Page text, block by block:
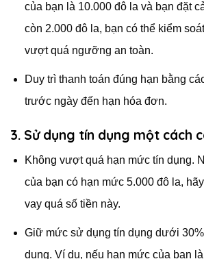
của bạn là 10.000 đô la và bạn đặt
còn 2.000 đô la, bạn có thể kiểm
vượt quá ngưỡng an toàn.
Duy trì thanh toán đúng hạn bằng
trước ngày đến hạn hóa đơn.
3. Sử dụng tín dụng một cách
Không vượt quá hạn mức tín dụng.
của bạn có hạn mức 5.000 đô la,
vay quá số tiền này.
Giữ mức sử dụng tín dụng dưới
dụng. Ví dụ, nếu hạn mức của bạn